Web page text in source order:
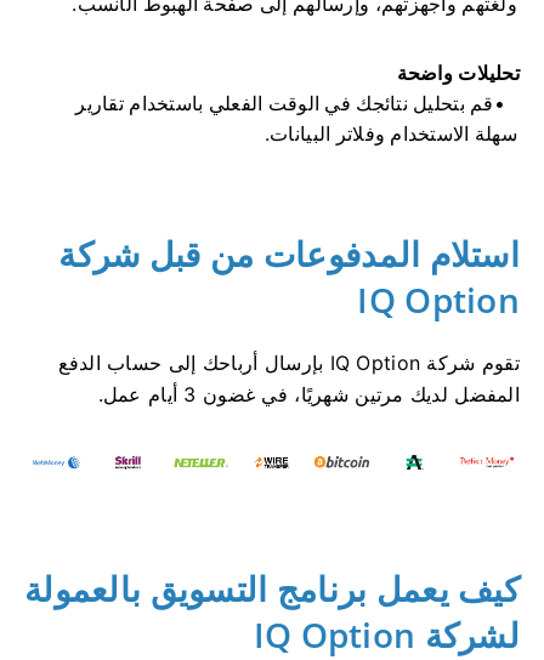
تحليلات واضحة
قم بتحليل نتائجك في الوقت الفعلي باستخدام تقارير
سهلة الاستخدام وفلاتر البيانات.
استلام المدفوعات من قبل شركة
IQ Option
تقوم شركة IQ Option بإرسال أرباحك إلى حساب الدفع
المفضل لديك مرتين شهريًا، في غضون 3 أيام عمل.
كيف يعمل برنامج التسويق بالعمولة
لشركة IQ Option